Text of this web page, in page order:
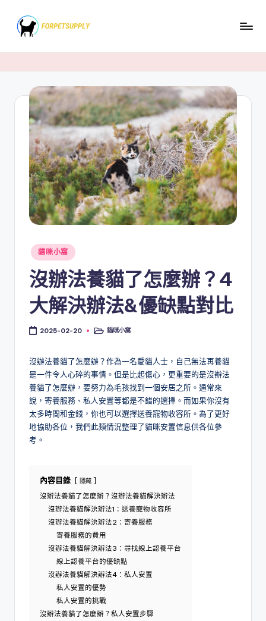
content
Posted
in
貓咪小窩
沒辦法養貓了怎麼辦？4
大解決辦法&優缺點對比
2025-02-20
Posted貓咪小窩
沒辦法養貓了怎麼辦？作為一名愛貓人士，自己無法再養貓
是一件令人心碎的事情。但是比起傷心，更重要的是沒辦法
養貓了怎麼辦，要努力為毛孩找到一個安居之所。通常來
說，寄養服務、私人安置等都是不錯的選擇。而如果你沒有
太多時間和金錢，你也可以選擇送養寵物收容所。為了更好
地協助各位，我們此類情況整理了貓咪安置信息供各位參
考。
內容目錄 隱藏
沒辦法養貓了怎麼辦？沒辦法養貓解決辦法
沒辦法養貓解決辦法1：送養寵物收容所
沒辦法養貓解決辦法2：寄養服務
寄養服務的費用
沒辦法養貓解決辦法3：尋找線上認養平台
線上認養平台的優缺點
沒辦法養貓解決辦法4：私人安置
私人安置的優勢
私人安置的挑戰
沒辦法養貓了怎麼辦？私人安置步驟